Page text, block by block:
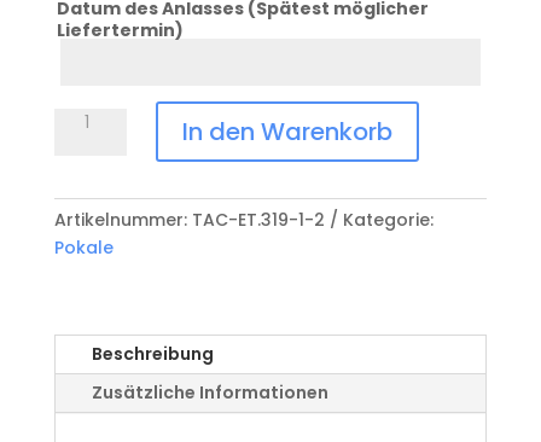
Datum des Anlasses (Spätest möglicher
Liefertermin)
Pokal
Menge
In den Warenkorb
Artikelnummer: TAC-ET.319-1-2
Kategorie:
Pokale
Beschreibung
Zusätzliche Informationen